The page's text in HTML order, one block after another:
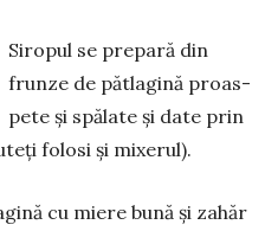
Siropul se prepară din
frun­ze de pătlagină proas­
pete și spă­­late și date prin
folosi și mixerul).
cu miere bună și zahăr